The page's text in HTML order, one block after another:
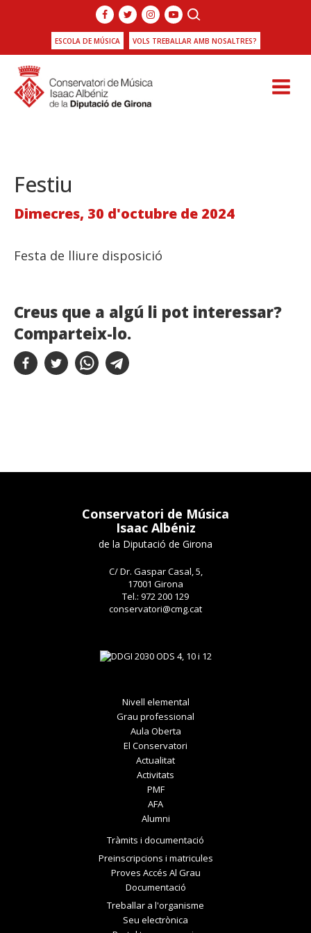
ESCOLA DE MÚSICA VOLS TREBALLAR AMB NOSALTRES?
Festiu
Dimecres, 30 d'octubre de 2024
Festa de lliure disposició
Creus que a algú li pot interessar?
Comparteix-lo.
Conservatori de Música
Isaac Albéniz
de la Diputació de Girona
C/ Dr. Gaspar Casal, 5,
17001 Girona
Tel.: 972 200 129
conservatori@cmg.cat
Nivell elemental
Grau professional
Aula Oberta
El Conservatori
Actualitat
Activitats
PMF
AFA
Alumni
Tràmits i documentació
Preinscripcions i matricules
Proves Accés Al Grau
Documentació
Treballar a l'organisme
Seu electrònica